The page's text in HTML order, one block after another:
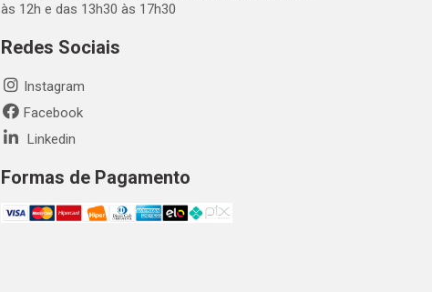
às 12h e das 13h30 às 17h30
Redes Sociais
Instagram
Facebook
Linkedin
Formas de Pagamento